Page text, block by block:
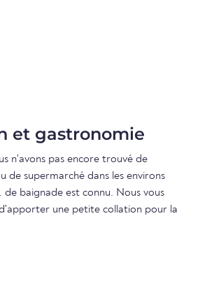
et gastronomie
n'avons pas encore trouvé de
de supermarché dans les environs
de baignade est connu. Nous vous
une petite collation pour la